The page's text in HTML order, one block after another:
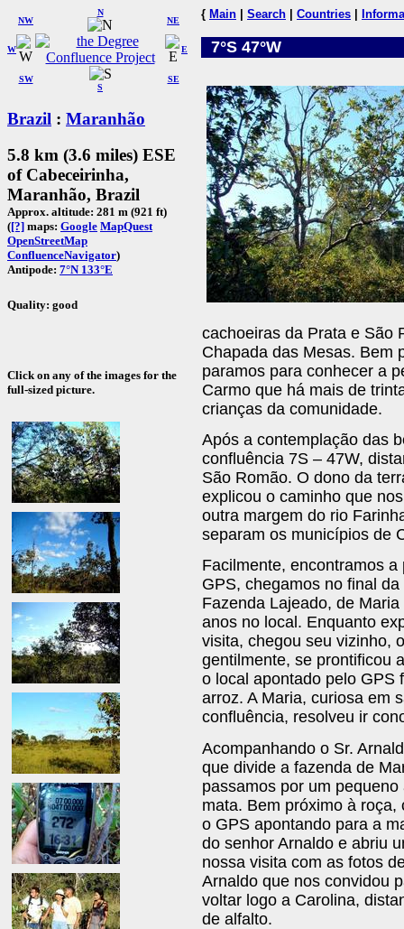
W
NW
N
NE
SW
S
SE
E
Brazil : Maranhão
5.8 km (3.6 miles) ESE
of Cabeceirinha,
Maranhão, Brazil
Approx. altitude: 281 m (921 ft)
([?] maps: Google MapQuest
OpenStreetMap
ConfluenceNavigator)
Antipode: 7°N 133°E
Quality: good
Click on any of the images for the
full-sized picture.
{ Main Search Countries
7°S 47°W
cachoeiras da Prata e São
Chapada das Mesas. Bem
paramos para conhecer a
Carmo que há mais de
crianças da comunidade.
Após a contemplação das
confluência 7S – 47W,
São Romão. O dono da
explicou o caminho que
outra margem do rio
separam os municípios de
Facilmente, encontramos
GPS, chegamos no final
Fazenda Lajeado, de
anos no local. Enquanto
visita, chegou seu vizinho,
gentilmente, se prontificou
o local apontado pelo GPS
arroz. A Maria, curiosa em
confluência, resolveu ir
Acompanhando o Sr.
que divide a fazenda de
passamos por um
mata. Bem próximo à
o GPS apontando para a
do senhor Arnaldo e abriu
nossa visita com as fotos
Arnaldo que nos convidou
voltar logo a Carolina,
de alfalto.